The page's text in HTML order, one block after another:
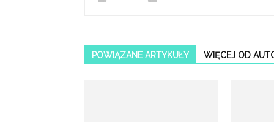
POWIĄZANE ARTYKUŁY WIĘCEJ OD